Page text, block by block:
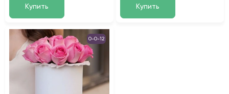
Купить Купить
0-0-12